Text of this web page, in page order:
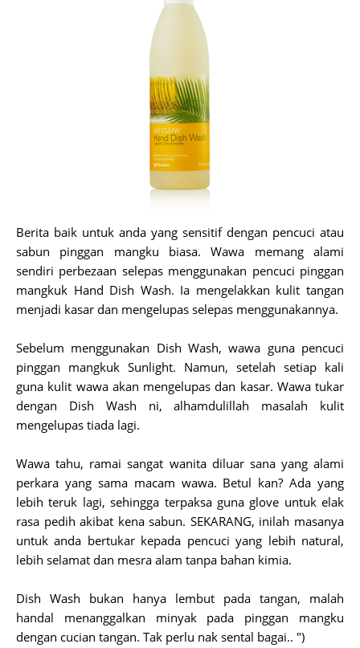
Berita baik untuk anda yang sensitif dengan pencuci atau
sabun pinggan mangku biasa. Wawa memang alami
sendiri perbezaan selepas menggunakan pencuci pinggan
mangkuk Hand Dish Wash. Ia mengelakkan kulit tangan
menjadi kasar dan mengelupas selepas menggunakannya.
Sebelum menggunakan Dish Wash, wawa guna pencuci
pinggan mangkuk Sunlight. Namun, setelah setiap kali
guna kulit wawa akan mengelupas dan kasar. Wawa tukar
dengan Dish Wash ni, alhamdulillah masalah kulit
mengelupas tiada lagi.
Wawa tahu, ramai sangat wanita diluar sana yang alami
perkara yang sama macam wawa. Betul kan? Ada yang
lebih teruk lagi, sehingga terpaksa guna glove untuk elak
rasa pedih akibat kena sabun. SEKARANG, inilah masanya
untuk anda bertukar kepada pencuci yang lebih natural,
lebih selamat dan mesra alam tanpa bahan kimia.
Dish Wash bukan hanya lembut pada tangan, malah
handal menanggalkan minyak pada pinggan mangku
dengan cucian tangan. Tak perlu nak sental bagai.. ")